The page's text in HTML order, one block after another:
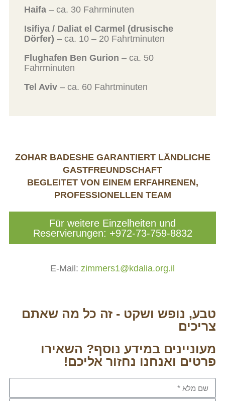
Haifa – ca. 30 Fahrminuten
Isifiya / Daliat el Carmel (drusische
Dörfer) – ca. 10 – 20 Fahrtminuten
Flughafen Ben Gurion – ca. 50
Fahrminuten
Tel Aviv – ca. 60 Fahrtminuten
ZOHAR BADESHE GARANTIERT LÄNDLICHE
GASTFREUNDSCHAFT
BEGLEITET VON EINEM ERFAHRENEN,
PROFESSIONELLEN TEAM
Für weitere Einzelheiten und
Reservierungen: +972-73-759-8832
E-Mail: zimmers1@kdalia.org.il
טבע, נופש ושקט - זה כל מה שאתם
צריכים
מעוניינים במידע נוסף? השאירו
פרטים ואנחנו נחזור אליכם!